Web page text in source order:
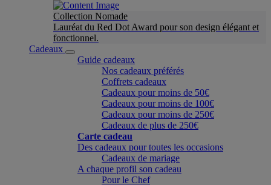
Collection Nomade
Lauréat du Red Dot Award pour son design élégant et
fonctionnel.
Cadeaux
Guide cadeaux
Nos cadeaux préférés
Coffrets cadeaux
Cadeaux pour moins de 50€
Cadeaux pour moins de 100€
Cadeaux pour moins de 250€
Cadeaux de plus de 250€
Carte cadeau
Des cadeaux pour toutes les occasions
Cadeaux de mariage
A chaque profil son cadeau
Pour le Chef